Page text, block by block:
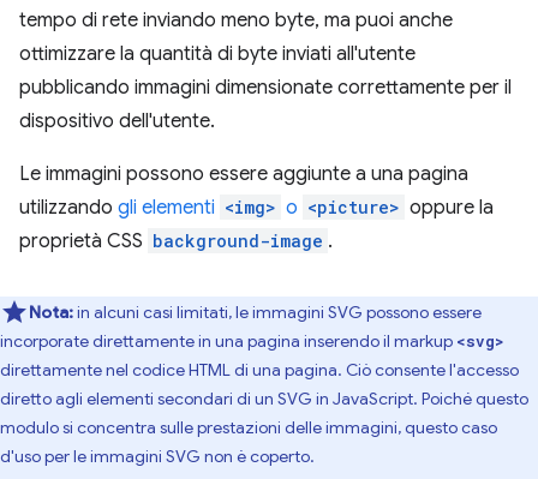
tempo di rete inviando meno byte, ma puoi anche
ottimizzare la quantità di byte inviati all'utente
pubblicando immagini dimensionate correttamente per il
dispositivo dell'utente.
Le immagini possono essere aggiunte a una pagina
utilizzando gli elementi <img> o <picture> oppure la
proprietà CSS background-image .
Nota:in alcuni casi limitati, le immagini SVG possono essere
incorporate direttamente in una pagina inserendo il markup <svg>
direttamente nel codice HTML di una pagina. Ciò consente l'accesso
diretto agli elementi secondari di un SVG in JavaScript. Poiché questo
modulo si concentra sulle prestazioni delle immagini, questo caso
d'uso per le immagini SVG non è coperto.